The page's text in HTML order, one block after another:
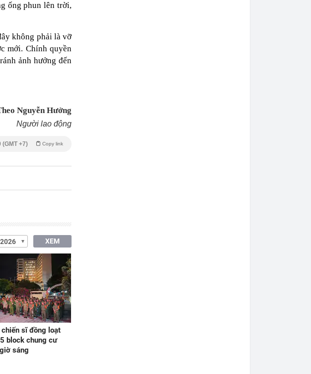
ống phun lên trời,
không phải là vỡ
mới. Chính quyền
ảnh hưởng đến
Nguyễn Hưởng
Người lao động
Copy link
(GMT +7)
XEM
sĩ đồng loạt
block chung cư
sáng